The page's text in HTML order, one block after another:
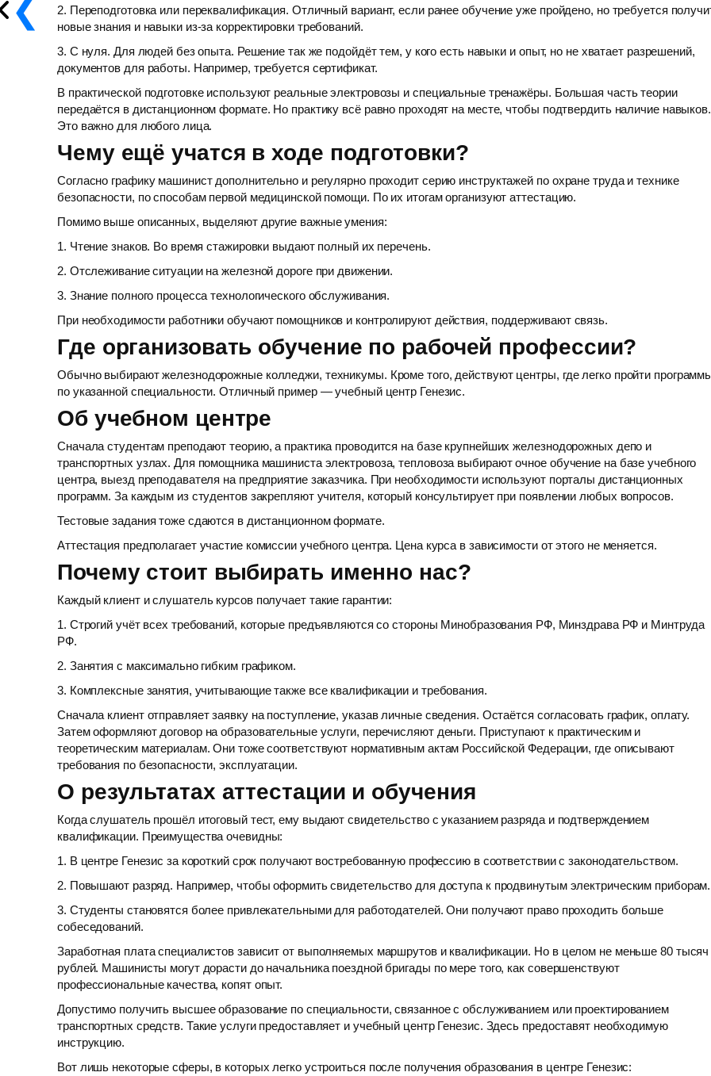
2. Переподготовка или переквалификация. Отличный вариант, если ранее обучение уже пройдено, но требуется
новые знания и навыки из-за корректировки требований.
3. С нуля. Для людей без опыта. Решение так же подойдёт тем, у кого есть навыки и опыт, но не хватает разрешений,
документов для работы. Например, требуется сертификат.
В практической подготовке используют реальные электровозы и специальные тренажёры. Большая часть теории
передаётся в дистанционном формате. Но практику всё равно проходят на месте, чтобы подтвердить наличие навыков.
Это важно для любого лица.
Чему ещё учатся в ходе подготовки?
Согласно графику машинист дополнительно и регулярно проходит серию инструктажей по охране труда и технике
безопасности, по способам первой медицинской помощи. По их итогам организуют аттестацию.
Помимо выше описанных, выделяют другие важные умения:
1. Чтение знаков. Во время стажировки выдают полный их перечень.
2. Отслеживание ситуации на железной дороге при движении.
3. Знание полного процесса технологического обслуживания.
При необходимости работники обучают помощников и контролируют действия, поддерживают связь.
Где организовать обучение по рабочей профессии?
Обычно выбирают железнодорожные колледжи, техникумы. Кроме того, действуют центры, где легко пройти
по указанной специальности. Отличный пример — учебный центр Генезис.
Об учебном центре
Сначала студентам преподают теорию, а практика проводится на базе крупнейших железнодорожных депо и
транспортных узлах. Для помощника машиниста электровоза, тепловоза выбирают очное обучение на базе учебного
центра, выезд преподавателя на предприятие заказчика. При необходимости используют порталы дистанционных
программ. За каждым из студентов закрепляют учителя, который консультирует при появлении любых вопросов.
Тестовые задания тоже сдаются в дистанционном формате.
Аттестация предполагает участие комиссии учебного центра. Цена курса в зависимости от этого не меняется.
Почему стоит выбирать именно нас?
Каждый клиент и слушатель курсов получает такие гарантии:
1. Строгий учёт всех требований, которые предъявляются со стороны Минобразования РФ, Минздрава РФ и Минтруда
РФ.
2. Занятия с максимально гибким графиком.
3. Комплексные занятия, учитывающие также все квалификации и требования.
Сначала клиент отправляет заявку на поступление, указав личные сведения. Остаётся согласовать график, оплату.
Затем оформляют договор на образовательные услуги, перечисляют деньги. Приступают к практическим и
теоретическим материалам. Они тоже соответствуют нормативным актам Российской Федерации, где описывают
требования по безопасности, эксплуатации.
О результатах аттестации и обучения
Когда слушатель прошёл итоговый тест, ему выдают свидетельство с указанием разряда и подтверждением
квалификации. Преимущества очевидны:
1. В центре Генезис за короткий срок получают востребованную профессию в соответствии с законодательством.
2. Повышают разряд. Например, чтобы оформить свидетельство для доступа к продвинутым электрическим приборам.
3. Студенты становятся более привлекательными для работодателей. Они получают право проходить больше
собеседований.
Заработная плата специалистов зависит от выполняемых маршрутов и квалификации. Но в целом не меньше 80 тысяч
рублей. Машинисты могут дорасти до начальника поездной бригады по мере того, как совершенствуют
профессиональные качества, копят опыт.
Допустимо получить высшее образование по специальности, связанное с обслуживанием или проектированием
транспортных средств. Такие услуги предоставляет и учебный центр Генезис. Здесь предоставят необходимую
инструкцию.
Вот лишь некоторые сферы, в которых легко устроиться после получения образования в центре Генезис: